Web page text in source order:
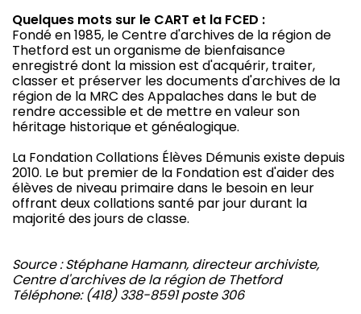
Quelques mots sur le CART et la FCED :
Fondé en 1985, le Centre d'archives de la région de
Thetford est un organisme de bienfaisance
enregistré dont la mission est d'acquérir, traiter,
classer et préserver les documents d'archives de la
région de la MRC des Appalaches dans le but de
rendre accessible et de mettre en valeur son
héritage historique et généalogique.
La Fondation Collations Élèves Démunis existe depuis
2010. Le but premier de la Fondation est d'aider des
élèves de niveau primaire dans le besoin en leur
offrant deux collations santé par jour durant la
majorité des jours de classe.
Source : Stéphane Hamann, directeur archiviste,
Centre d'archives de la région de Thetford
Téléphone: (418) 338-8591 poste 306